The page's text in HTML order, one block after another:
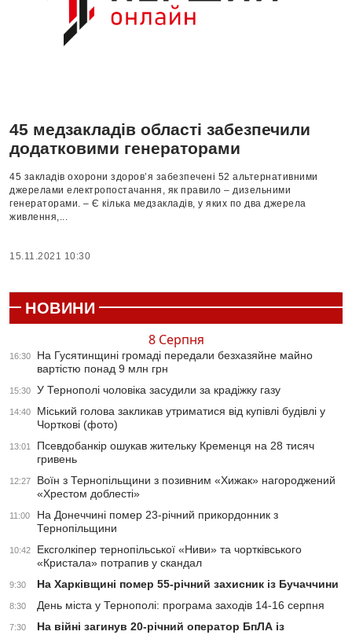
45 медзакладів області забезпечили
додатковими генераторами
45 закладів охорони здоров’я забезпечені 52 альтернативними
джерелами електропостачання, як правило – дизельними
генераторами. – Є кілька медзакладів, у яких по два джерела
живлення,...
15.11.2021 10:30
НОВИНИ
8 Серпня
16:30
На Гусятинщині громаді передали безхазяйне майно
вартістю понад 9 млн грн
15:30 У Тернополі чоловіка засудили за крадіжку газу
14:40
Міський голова закликав утриматися від купівлі будівлі у
Чорткові (фото)
13:01
Псевдобанкір ошукав жительку Кременця на 28 тисяч
гривень
12:27
Воїн з Тернопільщини з позивним «Хижак» нагороджений
«Хрестом доблесті»
11:00
На Донеччині помер 23-річний прикордонник з
Тернопільщини
10:42
Ексголкіпер тернопільської «Ниви» та чортківського
«Кристала» потрапив у скандал
9:30 На Харківщині помер 55-річний захисник із Бучаччини
8:30 День міста у Тернополі: програма заходів 14-16 серпня
7:30
На війні загинув 20-річний оператор БпЛА із